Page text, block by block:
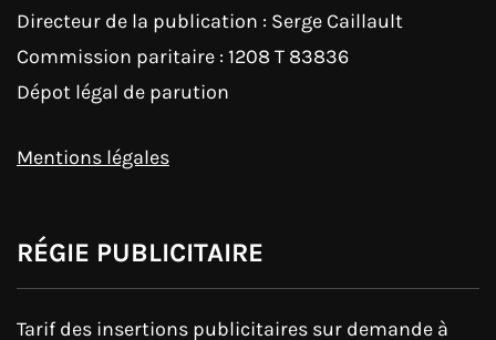
Directeur de la publication : Serge Caillault
Commission paritaire : 1208 T 83836
Dépot légal de parution
Mentions légales
RÉGIE PUBLICITAIRE
Tarif des insertions publicitaires sur demande à